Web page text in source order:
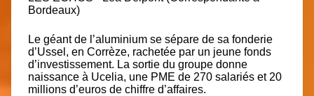
Bordeaux)
Le géant de l’aluminium se sépare de sa fonderie
d’Ussel, en Corrèze, rachetée par un jeune fonds
d’investissement. La sortie du groupe donne
naissance à Ucelia, une PME de 270 salariés et 20
millions d’euros de chiffre d’affaires.